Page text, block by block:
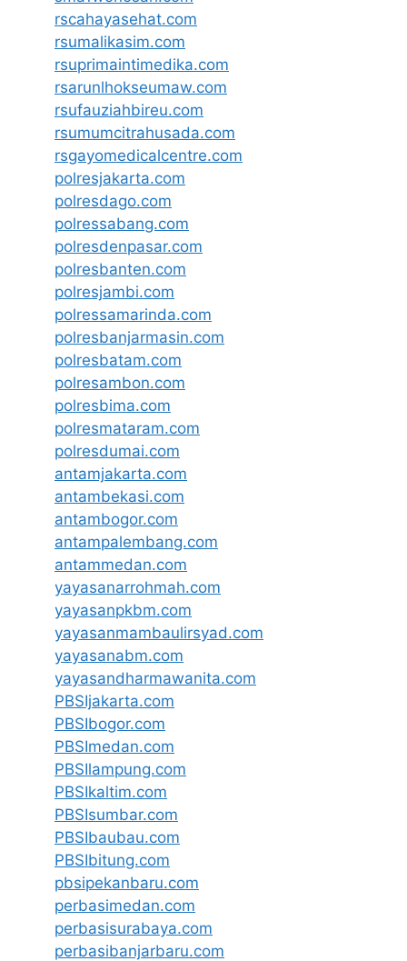
rscahayasehat.com
rsumalikasim.com
rsuprimaintimedika.com
rsarunlhokseumaw.com
rsufauziahbireu.com
rsumumcitrahusada.com
rsgayomedicalcentre.com
polresjakarta.com
polresdago.com
polressabang.com
polresdenpasar.com
polresbanten.com
polresjambi.com
polressamarinda.com
polresbanjarmasin.com
polresbatam.com
polresambon.com
polresbima.com
polresmataram.com
polresdumai.com
antamjakarta.com
antambekasi.com
antambogor.com
antampalembang.com
antammedan.com
yayasanarrohmah.com
yayasanpkbm.com
yayasanmambaulirsyad.com
yayasanabm.com
yayasandharmawanita.com
PBSIjakarta.com
PBSIbogor.com
PBSImedan.com
PBSIlampung.com
PBSIkaltim.com
PBSIsumbar.com
PBSIbaubau.com
PBSIbitung.com
pbsipekanbaru.com
perbasimedan.com
perbasisurabaya.com
perbasibanjarbaru.com